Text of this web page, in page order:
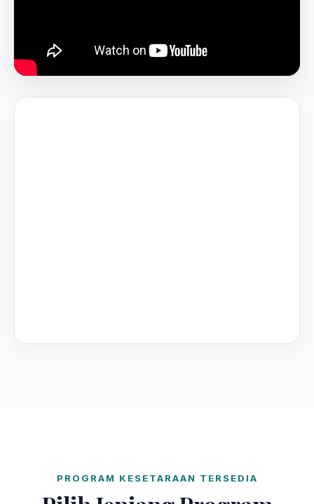
PROGRAM KESETARAAN TERSEDIA